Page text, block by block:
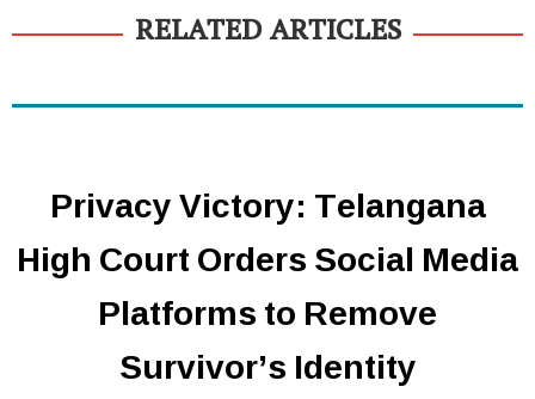
RELATED ARTICLES
Privacy Victory: Telangana
High Court Orders Social Media
Platforms to Remove
Survivor’s Identity